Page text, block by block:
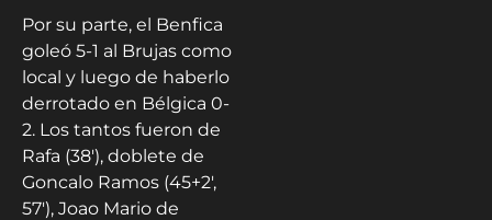
Por su parte, el Benfica
goleó 5-1 al Brujas como
local y luego de haberlo
derrotado en Bélgica 0-
2. Los tantos fueron de
Rafa (38′), doblete de
Goncalo Ramos (45+2′,
57′), Joao Mario de